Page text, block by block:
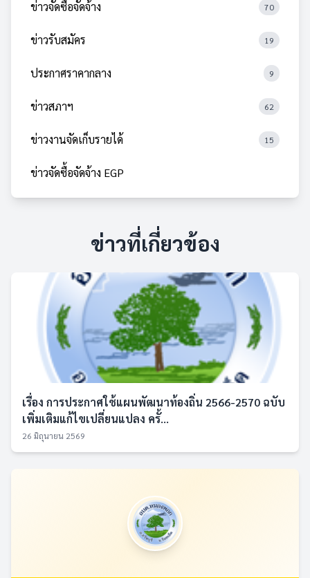
ข่าวจัดซื้อจัดจ้าง 70
ข่าวรับสมัคร 19
ประกาศราคากลาง 9
ข่าวสภาฯ 62
ข่าวงานจัดเก็บรายได้ 15
ข่าวจัดซื้อจัดจ้าง EGP
ข่าวที่เกี่ยวข้อง
เรื่อง การประกาศใช้แผนพัฒนาท้องถิ่น 2566-2570 ฉบับ
เพิ่มเติมแก้ไขเปลี่ยนแปลง ครั้...
26 มิถุนายน 2569